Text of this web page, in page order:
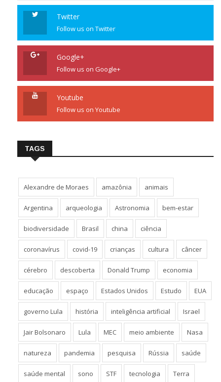
Twitter
Follow us on Twitter
Google+
Follow us on Google+
Youtube
Follow us on Youtube
TAGS
Alexandre de Moraes amazônia animais
Argentina arqueologia Astronomia bem-estar
biodiversidade Brasil china ciência
coronavírus covid-19 crianças cultura câncer
cérebro descoberta Donald Trump economia
educação espaço Estados Unidos Estudo EUA
governo Lula história inteligência artificial Israel
Jair Bolsonaro Lula MEC meio ambiente Nasa
natureza pandemia pesquisa Rússia saúde
saúde mental sono STF tecnologia Terra